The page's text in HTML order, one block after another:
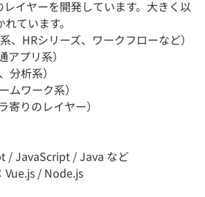
レイヤーを開発しています。大きく以
ています。
、HRシリーズ、ワークフローなど）
プリ系）
分析系）
ムワーク系）
りのレイヤー）
/ JavaScript / Java など
Vue.js / Node.js